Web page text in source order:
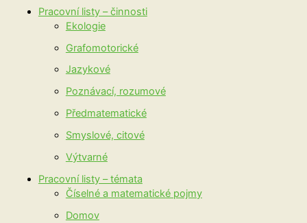
Pracovní listy – činnosti
Ekologie
Grafomotorické
Jazykové
Poznávací, rozumové
Předmatematické
Smyslové, citové
Výtvarné
Pracovní listy – témata
Číselné a matematické pojmy
Domov